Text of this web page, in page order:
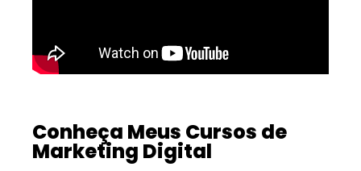
Conheça Meus Cursos de
Marketing Digital